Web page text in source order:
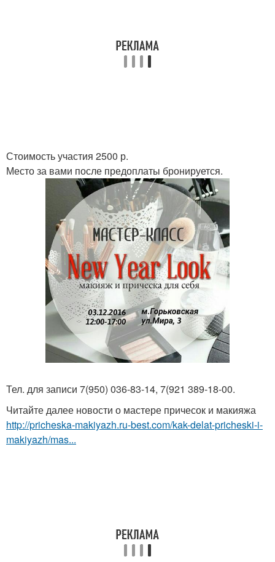
Стоимость участия 2500 р.
Место за вами после предоплаты бронируется.
Тел. для записи 7(950) 036-83-14, 7(921 389-18-00.
Читайте далее новости о мастере причесок и макияжа
http://pricheska-makiyazh.ru-best.com/kak-delat-pricheski-i-
makiyazh/mas...